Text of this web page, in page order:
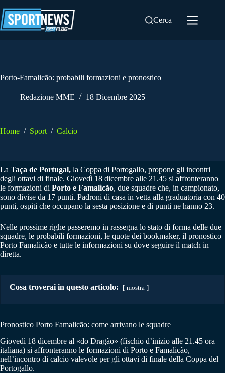
al
contenuto
Cerca
Porto-Famalicão: probabili formazioni e pronostico
Redazione MME 18 Dicembre 2025
Home / Sport / Calcio
La Taça de Portugal, la Coppa di Portogallo, propone gli incontri
degli ottavi di finale. Giovedì 18 dicembre alle 21.45 si affronteranno
le formazioni di Porto e Famalicão, due squadre che, in campionato,
sono divise da 17 punti. Padroni di casa in vetta alla graduatoria con 40
punti, ospiti che occupano la sesta posizione e di punti ne hanno 23.
Nelle prossime righe passeremo in rassegna lo stato di forma delle due
squadre, le probabili formazioni, le quote dei bookmaker, il pronostico
Porto Famalicão e tutte le informazioni su dove seguire il match in
diretta.
Cosa troverai in questo articolo: mostra
Pronostico Porto Famalicão: come arrivano le squadre
Giovedì 18 dicembre al «do Dragão» (fischio d’inizio alle 21.45 ora
italiana) si affronteranno le formazioni di Porto e Famalicão,
nell’incontro di calcio valevole per gli ottavi di finale della Coppa del
Portogallo.